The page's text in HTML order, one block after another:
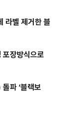
라벨 제거한 블
포장방식으로
돌파 ‘블랙보